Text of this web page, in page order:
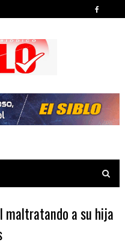
maltratando a su hija